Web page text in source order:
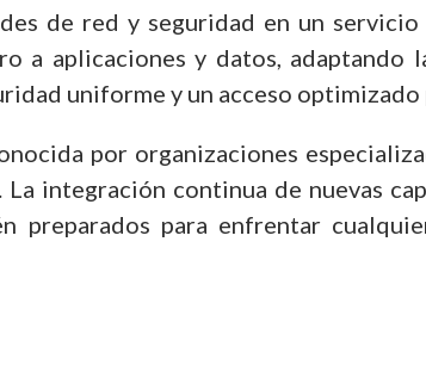
de red y seguridad en un
a aplicaciones y datos, adaptando
uniforme y un acceso
por organizaciones
integración continua de nuevas
preparados para enfrentar